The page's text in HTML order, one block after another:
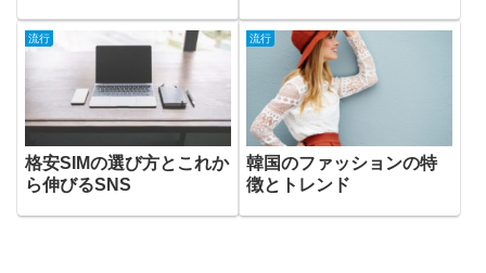
流行
格安SIMの選び方とこれか
ら伸びるSNS
流行
韓国のファッションの特
徴とトレンド